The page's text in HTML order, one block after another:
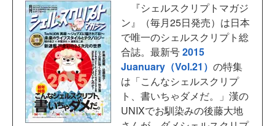
『シェルスクリプトマガジ
ン』（毎月25日発売）は日本
で唯一のシェルスクリプト総
合誌。最新号2015
Juanuary（Vol.21） の特集
は「こんなシェルスクリプ
ト、書いちゃダメだ。」漢の
UNIXでお馴染みの後藤大地